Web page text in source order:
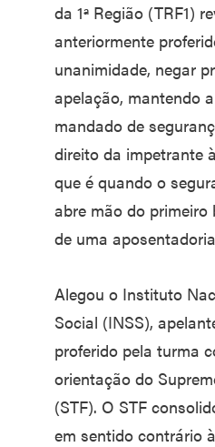
da 1ª Região (TRF1)
anteriormente
unanimidade, negar
apelação, mantendo
mandado de
direito da impetrante
que é quando o
abre mão do primeiro
de uma
Alegou o Instituto
Social (INSS),
proferido pela turma
orientação do
(STF). O STF
em sentido contrário